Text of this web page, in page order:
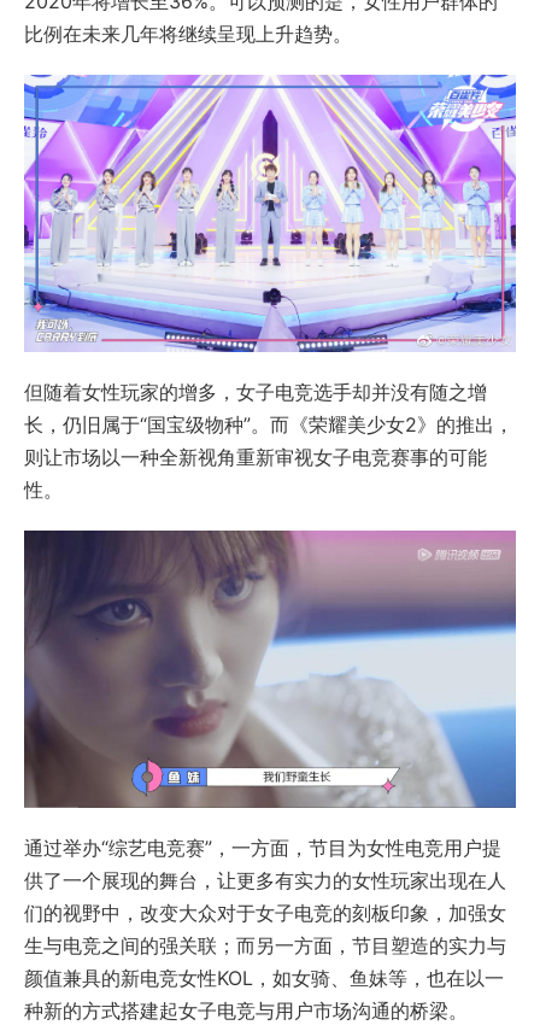
比例在未来几年将继续呈现上升趋势。
但随着女性玩家的增多，女子电竞选手却并没有随之增
长，仍旧属于“国宝级物种”。而《荣耀美少女2》的推出，
则让市场以一种全新视角重新审视女子电竞赛事的可能
性。
通过举办“综艺电竞赛”，一方面，节目为女性电竞用户提
供了一个展现的舞台，让更多有实力的女性玩家出现在人
们的视野中，改变大众对于女子电竞的刻板印象，加强女
生与电竞之间的强关联；而另一方面，节目塑造的实力与
颜值兼具的新电竞女性KOL，如女骑、鱼妹等，也在以一
种新的方式搭建起女子电竞与用户市场沟通的桥梁。